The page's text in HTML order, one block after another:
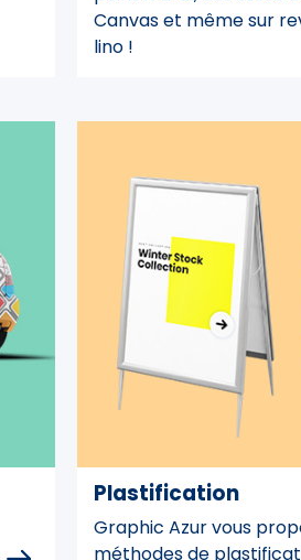
Canvas et même sur
lino !
Plastification
Graphic Azur vous
méthodes de